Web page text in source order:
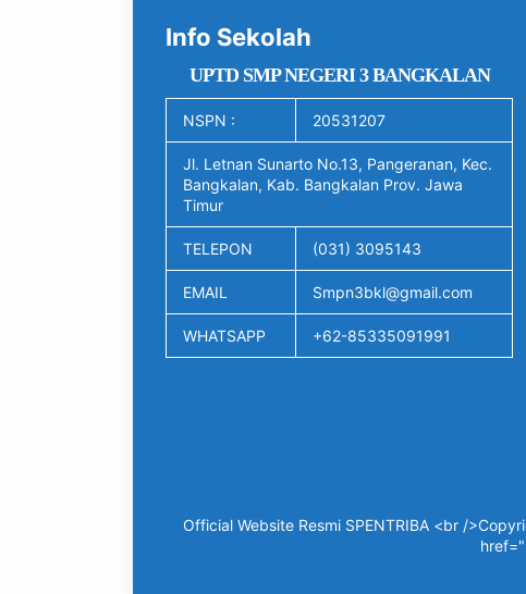
Info Sekolah
UPTD SMP NEGERI 3 BANGKALAN
NSPN : 20531207
Jl. Letnan Sunarto No.13, Pangeranan, Kec.
Bangkalan, Kab. Bangkalan Prov. Jawa
Timur
TELEPON (031) 3095143
EMAIL Smpn3bkl@gmail.com
WHATSAPP +62-85335091991
Official Website Resmi SPENTRIBA <br /